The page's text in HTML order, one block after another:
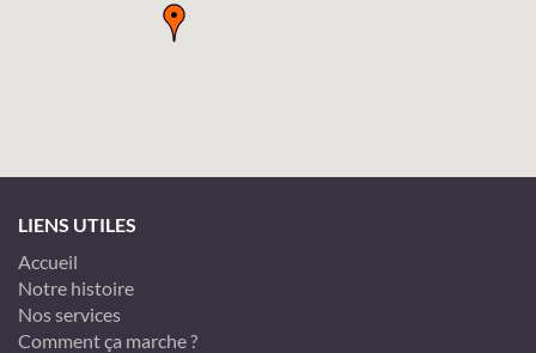
LIENS UTILES
Accueil
Notre histoire
Nos services
Comment ça marche ?